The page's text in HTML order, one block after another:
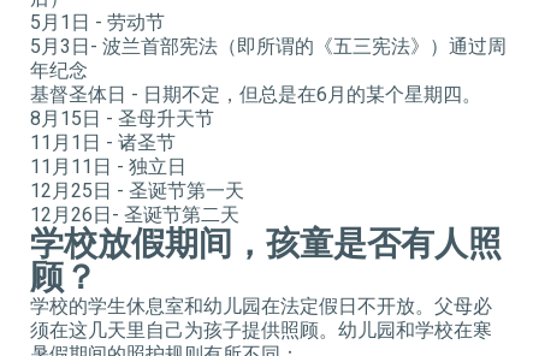
5月1日 - 劳动节
5月3日- 波兰首部宪法（即所谓的《五三宪法》）通过周
年纪念
基督圣体日 - 日期不定，但总是在6月的某个星期四。
8月15日 - 圣母升天节
11月1日 - 诸圣节
11月11日 - 独立日
12月25日 - 圣诞节第一天
12月26日- 圣诞节第二天
学校放假期间，孩童是否有人照
顾？
学校的学生休息室和幼儿园在法定假日不开放。父母必
须在这几天里自己为孩子提供照顾。幼儿园和学校在寒